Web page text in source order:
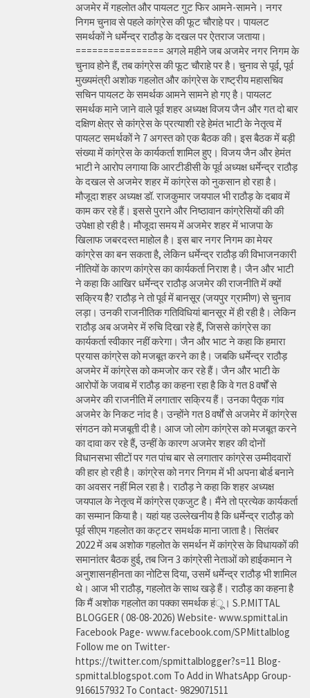
अजमेर में गहलोत और पायलट गुट फिर आमने-सामने। नगर
निगम चुनाव से पहले कांग्रेस की फूट चौराहे पर। पायलट
समर्थकों ने धर्मेन्द्र राठौड़ के दखल पर ऐतराज जताया।
================ अगले महीने जब अजमेर नगर निगम के
चुनाव होने हैं, तब कांग्रेस की फूट चौराहे पर है। चुनाव से पूर्व, पूर्व
मुख्यमंत्री अशोक गहलोत और कांग्रेस के राष्ट्रीय महासचिव
सचिन पायलट के समर्थक आमने सामने हो गए है। पायलट
समर्थक माने जाने वाले पूर्व शहर अध्यक्ष विजय जैन और गत दो बार
दक्षिण क्षेत्र से कांग्रेस के प्रत्याशी रहे हेमंत भाटी के नेतृत्व में
पायलट समर्थकों ने 7 अगस्त को एक बैठक की। इस बैठक में बड़ी
संख्या में कांग्रेस के कार्यकर्ता शामिल हुए। विजय जैन और हेमंत
भाटी ने आरोप लगाया कि आरटीडीसी के पूर्व अध्यक्ष धर्मेन्द्र राठौड़
के दखल से अजमेर शहर में कांग्रेस को नुकसान हो रहा है।
मौजूदा शहर अध्यक्ष डॉ. राजकुमार जयपाल भी राठौड़ के दबाव में
काम कर रहे हैं। इससे पुराने और निष्ठावान कांग्रेसियों की की
उपेक्षा हो रही है। मौजूदा समय में अजमेर शहर में भाजपा के
खिलाफ जबरदस्त माहोल है। इस बार नगर निगम का मेयर
कांग्रेस का बन सकता है, लेकिन धर्मेन्द्र राठौड़ की विभाजनकारी
नीतियों के कारण कांग्रेस का कार्यकर्ता निराश है। जैन और भाटी
ने कहा कि आखिर धर्मेन्द्र राठौड़ अजमेर की राजनीति में क्यों
सक्रिय हैै? राठौड़ ने तो पूर्व में बानसूर (जयपुर ग्रामीण) से चुनाव
लड़ा। उनकी राजनीतिक गतिविधियां बानसूर में ही रही है। लेकिन
राठौड़ अब अजमेर में रुचि दिखा रहे हैं, जिससे कांग्रेस का
कार्यकर्ता स्वीकार नहीं करेगा। जैन और भाट ने कहा कि हमारा
प्रयास कांग्रेस को मजबूत करने का है। जबकि धर्मेन्द्र राठौड़
अजमेर में कांग्रेस को कमजोर कर रहे हैं। जैन और भाटी के
आरोपों के जवाब में राठौड़ का कहना रहा है कि वे गत 8 वर्षों से
अजमेर की राजनीति में लगातार सक्रिय हैं। उनका पैतृक गांव
अजमेर के निकट नांद है। उन्होंने गत 8 वर्षों से अजमेर में कांग्रेस
संगठन को मजबूती दी है। आज जो लोग कांग्रेस को मजबूत करने
का दावा कर रहे हैं, उन्हीं के कारण अजमेर शहर की दोनों
विधानसभा सीटों पर गत पांच बार से लगातार कांग्रेस उम्मीदवारों
की हार हो रही है। कांग्रेस को नगर निगम में भी अपना बोर्ड बनाने
का अवसर नहीं मिल रहा है। राठौड़ ने कहा कि शहर अध्यक्ष
जयपाल के नेतृत्व में कांग्रेस एकजुट है। मैंने तो प्रत्येक कार्यकर्ता
का सम्मान किया है। यहां यह उल्लेखनीय है कि धर्मेन्द्र राठौड़ को
पूर्व सीएम गहलोत का कट्टर समर्थक माना जाता है। सितंबर
2022 में अब अशोक गहलोत के समर्थन में कांग्रेस के विधायकों की
समानांतर बैठक हुई, तब जिन 3 कांग्रेसी नेताओं को हाईकमान ने
अनुशासनहीनता का नोटिस दिया, उसमें धर्मेन्द्र राठौड़ भी शामिल
थे। आज भी राठौड़, गहलोत के साथ खड़े हैं। राठौड़ का कहना है
कि मैं अशोक गहलोत का पक्का समर्थक हंू। S.P.MITTAL
BLOGGER ( 08-08-2026) Website- www.spmittal.in
Facebook Page- www.facebook.com/SPMittalblog
Follow me on Twitter-
https://twitter.com/spmittalblogger?s=11 Blog-
spmittal.blogspot.com To Add in WhatsApp Group-
9166157932 To Contact- 9829071511